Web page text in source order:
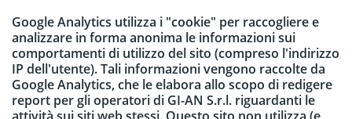
Google Analytics utilizza i "cookie" per raccogliere e
analizzare in forma anonima le informazioni sui
comportamenti di utilizzo del sito (compreso l'indirizzo
IP dell'utente). Tali informazioni vengono raccolte da
Google Analytics, che le elabora allo scopo di redigere
report per gli operatori di GI-AN S.r.l. riguardanti le